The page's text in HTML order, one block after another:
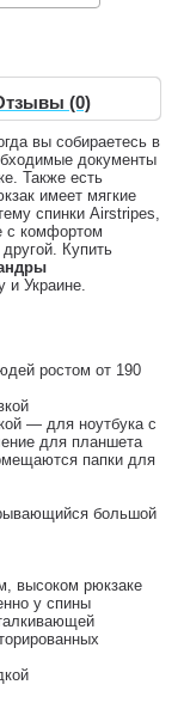
(0)
вы собираетесь в
документы
Также есть
имеет мягкие
спинки Airstripes,
с комфортом
Купить
и Украине.
ростом от 190
— для ноутбука с
для планшета
папки для
большой
высоком рюкзаке
у спины